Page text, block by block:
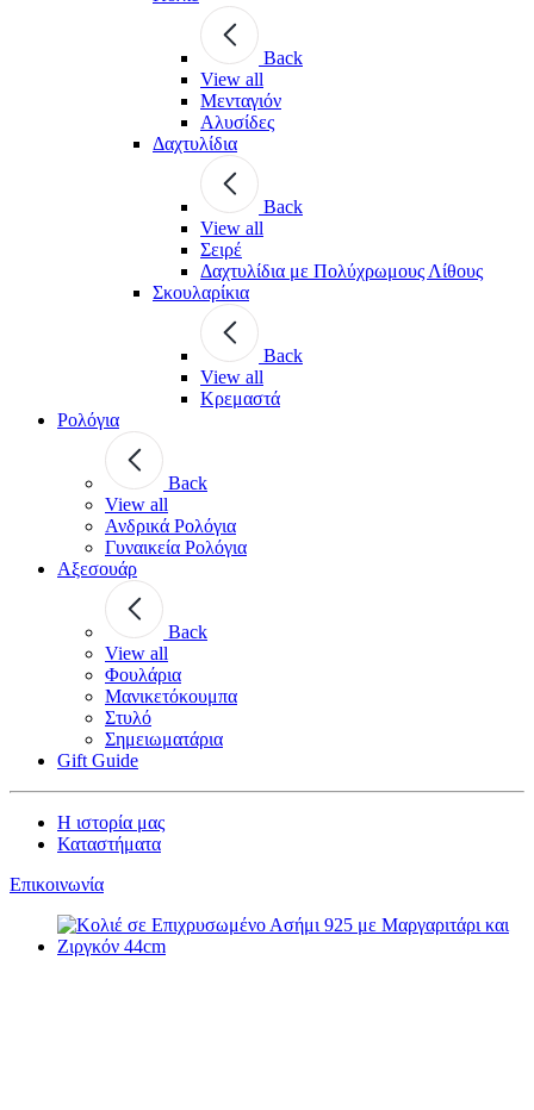
Back
View all
Μενταγιόν
Αλυσίδες
Δαχτυλίδια
Back
View all
Σειρέ
Δαχτυλίδια με Πολύχρωμους Λίθους
Σκουλαρίκια
Back
View all
Κρεμαστά
Ρολόγια
Back
View all
Ανδρικά Ρολόγια
Γυναικεία Ρολόγια
Αξεσουάρ
Back
View all
Φουλάρια
Μανικετόκουμπα
Στυλό
Σημειωματάρια
Gift Guide
Η ιστορία μας
Καταστήματα
Επικοινωνία